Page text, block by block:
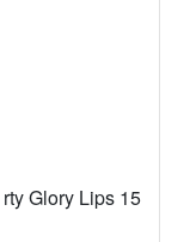
Glory Lips 15